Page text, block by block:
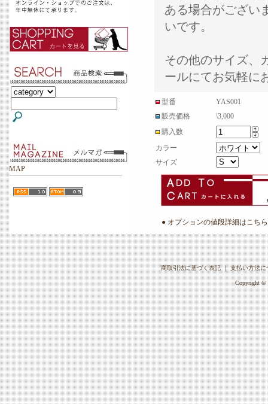
MAP
ある場合がござい
いです。
その他のサイズ、
ールにてお気軽に
型番
YAS001
販売価格
\3,000
購入数
カラー
サイズ
● オプションの値段詳細はこちら
商取引法に基づく表記｜支払い方法に
Copyright ©